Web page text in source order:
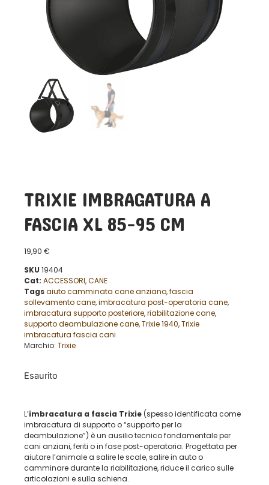
TRIXIE IMBRAGATURA A
FASCIA XL 85-95 CM
19,90 €
SKU 19404
Cat: ACCESSORI,CANE
Tagsaiuto camminata cane anziano,fascia
sollevamento cane,imbracatura post-operatoria cane,
imbracatura supporto posteriore,riabilitazione cane,
supporto deambulazione cane,Trixie 1940,Trixie
imbracatura fascia cani
Marchio: Trixie
Esaurito
L’imbracatura a fascia Trixie (spesso identificata come
imbracatura di supporto o “supporto per la
deambulazione”) è un ausilio tecnico fondamentale per
cani anziani,feriti o in fase post-operatoria. Progettata per
aiutare l’animale a salire le scale,salire in auto o
camminare durante la riabilitazione,riduce il carico sulle
articolazioni e sulla schiena.